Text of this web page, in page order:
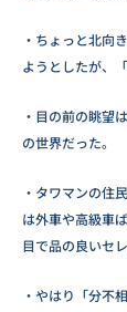
・ちょっと北向
ようとしたが、
・目の前の眺望
の世界だった。
・タワマンの住
は外車や高級車
目で品の良いセ
・やはり「分不